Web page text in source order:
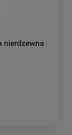
nierdzewna